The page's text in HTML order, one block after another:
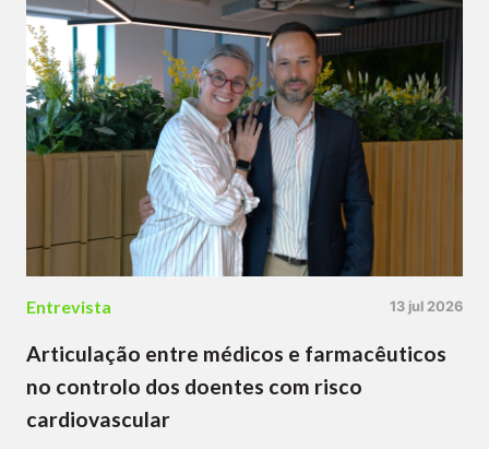
Entrevista 13 jul 2026
Articulação entre médicos e farmacêuticos
no controlo dos doentes com risco
cardiovascular